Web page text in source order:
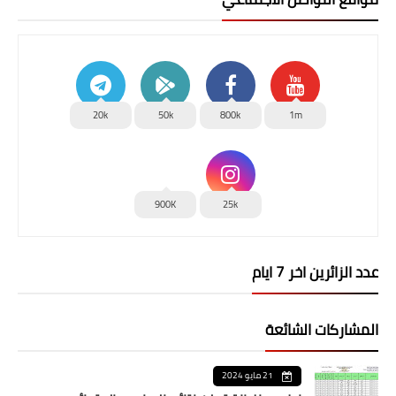
1m
800k
50k
20k
25k
900K
عدد الزائرين اخر 7 ايام
المشاركات الشائعة
21 مايو 2024